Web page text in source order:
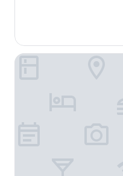
The Nai Harn